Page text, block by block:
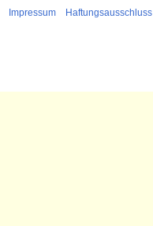
Impressum Haftungsausschluss